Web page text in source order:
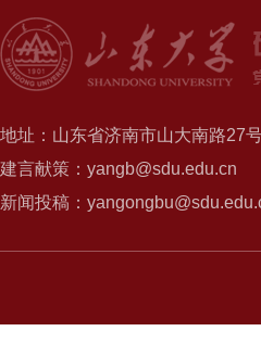
地址：山东省济南市山大南路27
建言献策：yangb@sdu.edu.cn
新闻投稿：